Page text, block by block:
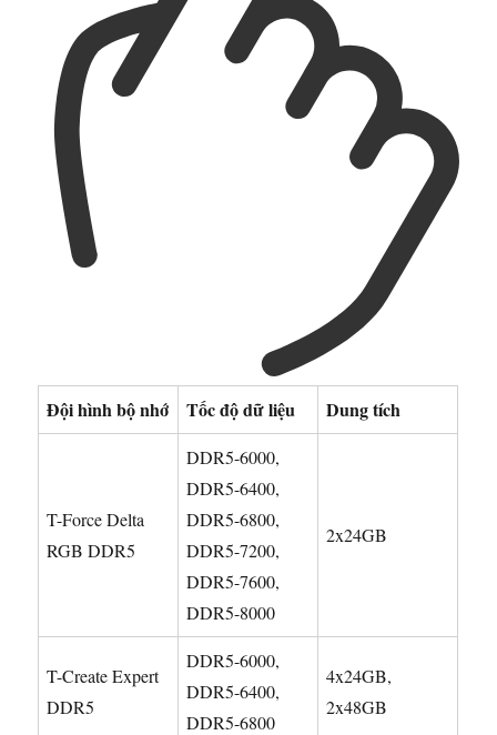
Đội hình bộ nhớ Tốc độ dữ liệu Dung tích
T-Force Delta
RGB DDR5
DDR5-6000,
DDR5-6400,
DDR5-6800,
DDR5-7200,
DDR5-7600,
DDR5-8000
2x24GB
T-Create Expert
DDR5
DDR5-6000,
DDR5-6400,
DDR5-6800
4x24GB,
2x48GB